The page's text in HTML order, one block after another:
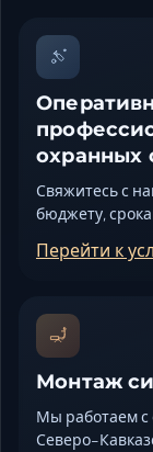
охранных
Свяжитесь с
бюджету,
Перейти к
Монтаж
Мы работаем
Северо-